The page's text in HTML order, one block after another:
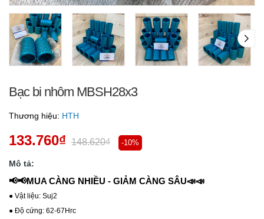
Bạc bi nhôm MBSH28x3
Thương hiệu: HTH
133.760₫ 148.620₫ -10%
Mô tả:
📢📢MUA CÀNG NHIỀU - GIẢM CÀNG SÂU📣📣
● Vật liệu: Suj2
● Độ cứng: 62-67Hrc